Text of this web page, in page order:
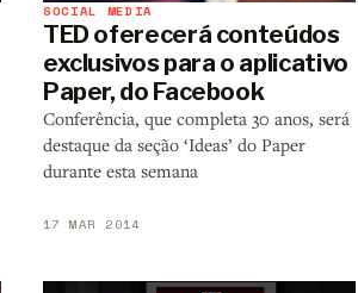
SOCIAL MEDIA
TED oferecerá conteúdos
exclusivos para o aplicativo
Paper, do Facebook
Conferência, que completa 30 anos, será
destaque da seção ‘Ideas’ do Paper
durante esta semana
17 MAR 2014